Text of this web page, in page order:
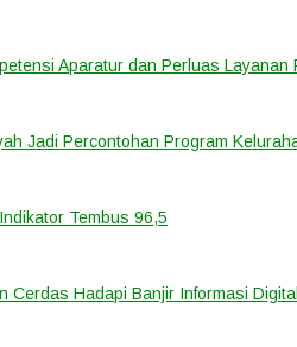
Aparatur dan Perluas Layanan
Jadi Percontohan Program
Tembus 96,5
Cerdas Hadapi Banjir Informasi Digital